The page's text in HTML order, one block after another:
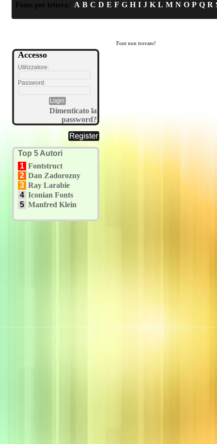
Fonts per lettera: A B C D E F G H I J K L M N O P Q R
Accesso
Utilizzatore:
Password:
Dimenticato la
password?
Top 5 Autori
1 Fontstruct
2 Dan Zadorozny
3 Ray Larabie
4 Iconian Fonts
5 Manfred Klein
Font non trovato!